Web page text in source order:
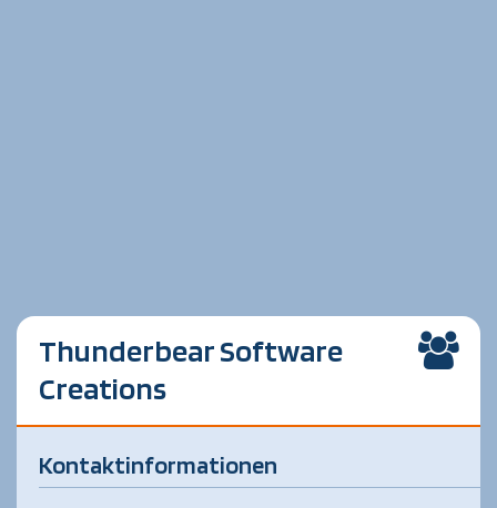
Thunderbear Software
Creations
Kontaktinformationen